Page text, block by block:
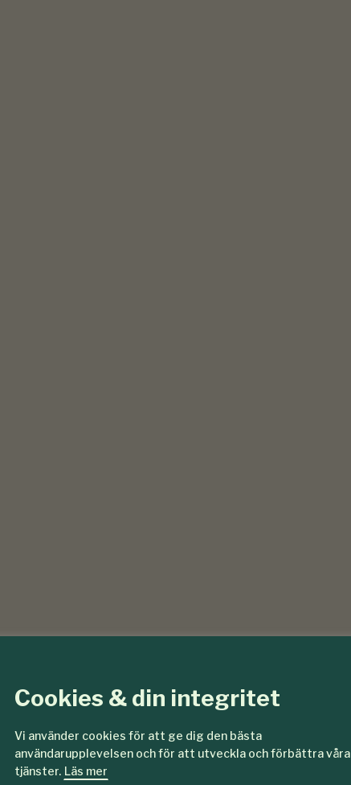
Cookies & din integritet
Vi använder cookies för att ge dig den bästa
användarupplevelsen och för att utveckla och förbättra våra
tjänster. Läs mer